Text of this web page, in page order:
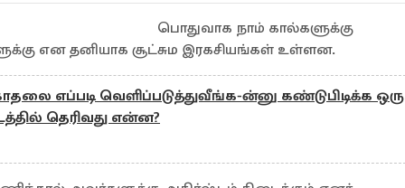
பொதுவாக நாம் கால்களுக்கு
என தனியாக சூட்சும இரகசியங்கள் உள்ளன.
எப்படி வெளிப்படுத்துவீங்க-ன்னு கண்டுபிடிக்க ஒரு
தெரிவது என்ன?